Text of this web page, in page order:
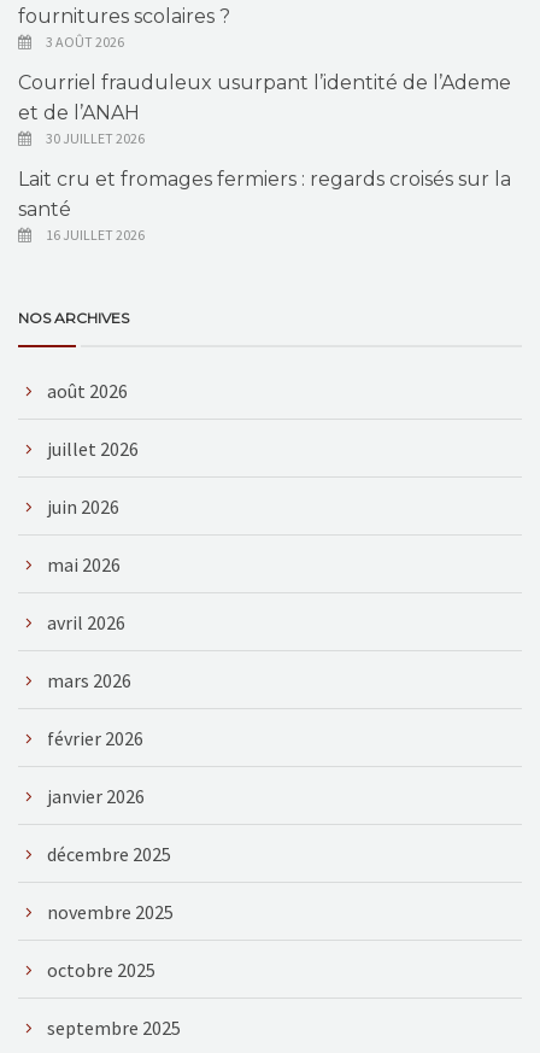
fournitures scolaires ?
3 AOÛT 2026
Courriel frauduleux usurpant l’identité de l’Ademe
et de l’ANAH
30 JUILLET 2026
Lait cru et fromages fermiers : regards croisés sur la
santé
16 JUILLET 2026
NOS ARCHIVES
août 2026
juillet 2026
juin 2026
mai 2026
avril 2026
mars 2026
février 2026
janvier 2026
décembre 2025
novembre 2025
octobre 2025
septembre 2025